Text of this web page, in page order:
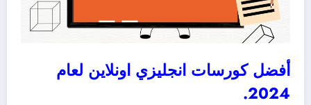
أفضل كورسات انجليزي اونلاين لعام
2024.